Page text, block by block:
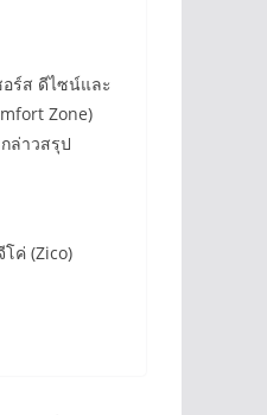
อร์ส ดีไซน์และ
Zone)
ล่าวสรุป
ค่ (Zico)